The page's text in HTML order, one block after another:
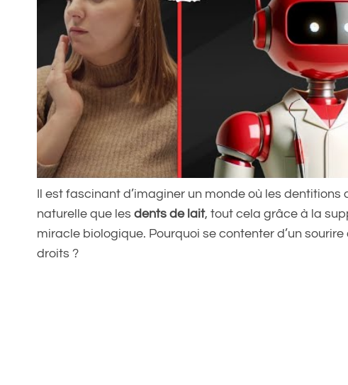
Il est fascinant d’imaginer un monde où les
naturelle que les dents de lait, tout cela grâce à la
miracle biologique. Pourquoi se contenter d’un
droits ?